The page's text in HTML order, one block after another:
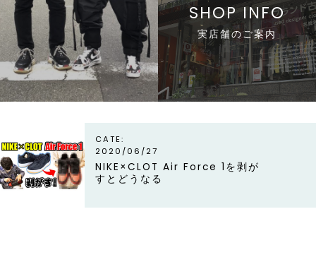
line SHOP INFO
実店舗のご案内
line
CATE:
2020/06/27
NIKE×CLOT Air Force 1を剥が
すとどうなる